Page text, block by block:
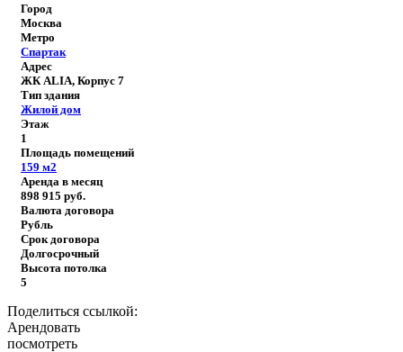
Город
Москва
Метро
Спартак
Адрес
ЖК ALIA, Корпус 7
Тип здания
Жилой дом
Этаж
1
Площадь помещений
159 м2
Аренда в месяц
898 915 руб.
Валюта договора
Рубль
Срок договора
Долгосрочный
Высота потолка
5
Поделиться ссылкой:
Арендовать
посмотреть